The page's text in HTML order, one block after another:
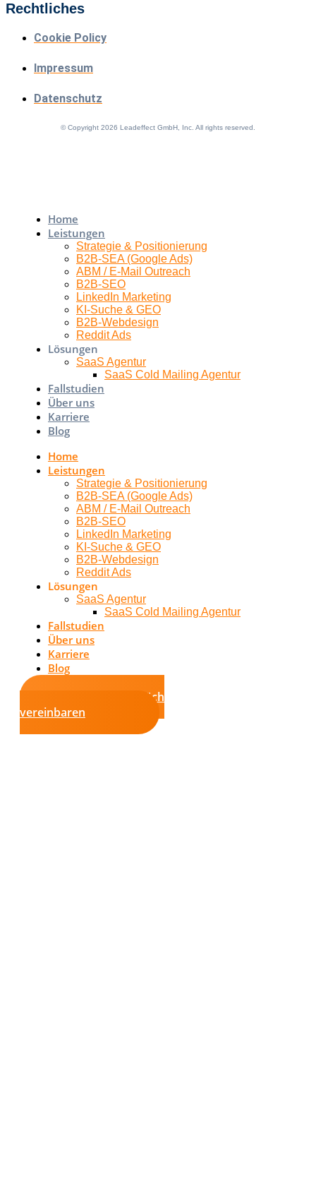
Rechtliches
Cookie Policy
Impressum
Datenschutz
© Copyright 2026 Leadeffect GmbH, Inc. All rights reserved.
Home
Leistungen
Strategie & Positionierung
B2B-SEA (Google Ads)
ABM / E-Mail Outreach
B2B-SEO
LinkedIn Marketing
KI-Suche & GEO
B2B-Webdesign
Reddit Ads
Lösungen
SaaS Agentur
SaaS Cold Mailing Agentur
Fallstudien
Über uns
Karriere
Blog
Home
Leistungen
Strategie & Positionierung
B2B-SEA (Google Ads)
ABM / E-Mail Outreach
B2B-SEO
LinkedIn Marketing
KI-Suche & GEO
B2B-Webdesign
Reddit Ads
Lösungen
SaaS Agentur
SaaS Cold Mailing Agentur
Fallstudien
Über uns
Karriere
Blog
Erstgespräch
vereinbaren